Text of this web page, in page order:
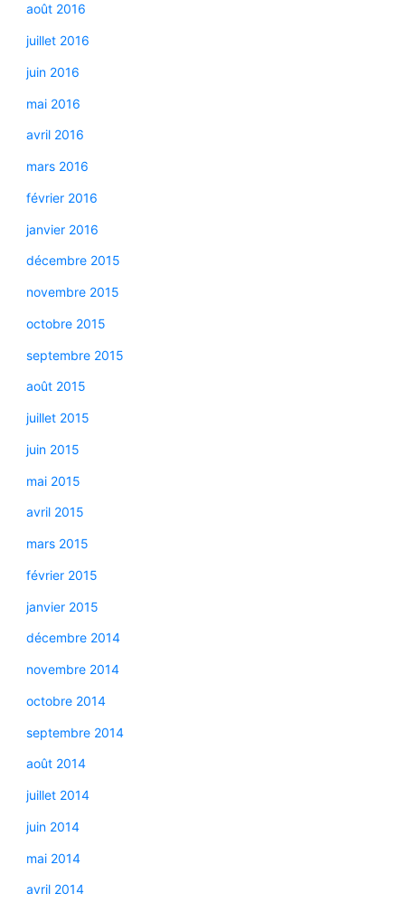
août 2016
juillet 2016
juin 2016
mai 2016
avril 2016
mars 2016
février 2016
janvier 2016
décembre 2015
novembre 2015
octobre 2015
septembre 2015
août 2015
juillet 2015
juin 2015
mai 2015
avril 2015
mars 2015
février 2015
janvier 2015
décembre 2014
novembre 2014
octobre 2014
septembre 2014
août 2014
juillet 2014
juin 2014
mai 2014
avril 2014